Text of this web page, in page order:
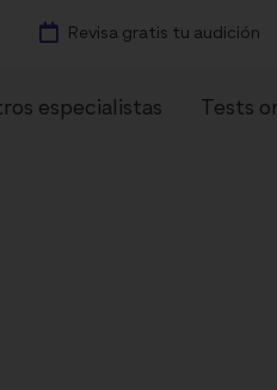
Revisa gratis tu audición
especialistas Tests